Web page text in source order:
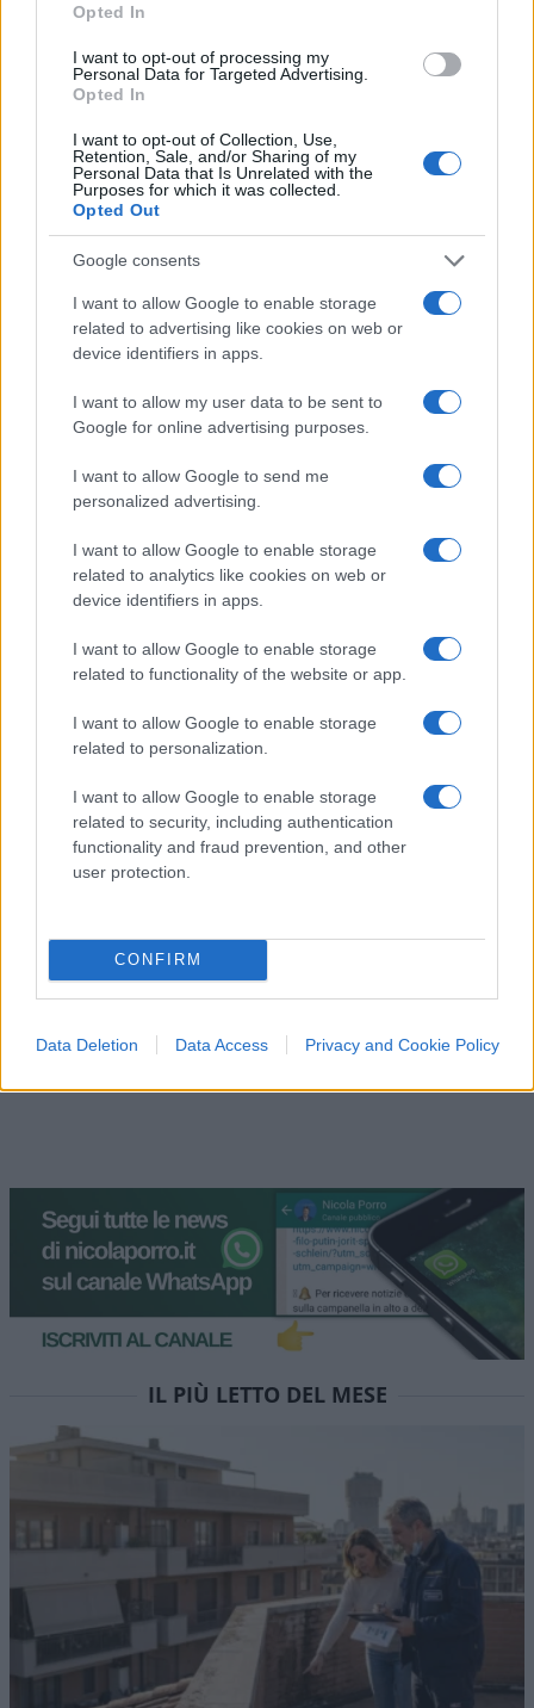
Opted In
I want to opt-out of processing my
Personal Data for Targeted Advertising.
Opted In
I want to opt-out of Collection, Use,
Retention, Sale, and/or Sharing of my
Personal Data that Is Unrelated with the
Purposes for which it was collected.
Opted Out
Google consents
I want to allow Google to enable storage
related to advertising like cookies on web or
device identifiers in apps.
I want to allow my user data to be sent to
Google for online advertising purposes.
I want to allow Google to send me
personalized advertising.
I want to allow Google to enable storage
related to analytics like cookies on web or
device identifiers in apps.
I want to allow Google to enable storage
related to functionality of the website or app.
I want to allow Google to enable storage
related to personalization.
I want to allow Google to enable storage
related to security, including authentication
functionality and fraud prevention, and other
user protection.
CONFIRM
Data Deletion Data Access Privacy and Cookie Policy
petroliere appena sanzionate dall’OFAC hanno
trasportato poco meno della metà – il 45% in
volume – delle esportazioni di greggio della
Russia nel 2024 e il 7% dei suoi prodotti raffinati.
Per quanto riguarda la Cina, si parla ora con
insistenzadi dazi altissimi da imporre sulla
Cina e i suoi cantieri che hanno utilizzato
tattiche scorrette per assumere la supremazia
mondiale nel settore della cantieristica navale (
due terzi del portafoglio ordini mondiale è
appannaggio dei cinesi).
insistono ora per tariffe o tasse portuali più alte
per le navi costruite in Cina. Paese che
attualmente detiene quasi il 65% degli ordini
cantieristici globali, con un incremento
quota era inferiore al 10%”, e ciò a discapito
principalmente di Giappone e Corea del Sud . Il
presidente entrante,Donald Trump ha già
presentato proposte ai cantieri coreani e
giapponesi per unire le forze e garantire la
presenza di cantieri alternativi non cinesi
Leggi i commenti
IL PIÙ LETTO DEL MESE